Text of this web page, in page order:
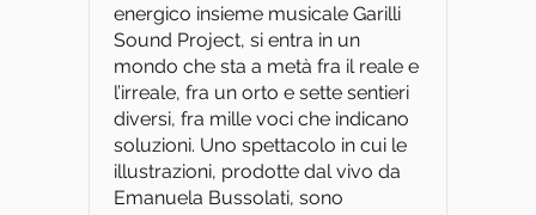
energico insieme musicale Garilli
Sound Project, si entra in un
mondo che sta a metà fra il reale e
l’irreale, fra un orto e sette sentieri
diversi, fra mille voci che indicano
soluzioni. Uno spettacolo in cui le
illustrazioni, prodotte dal vivo da
Emanuela Bussolati, sono